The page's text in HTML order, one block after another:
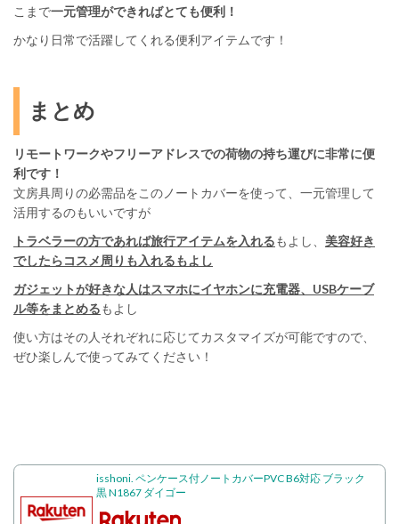
こまで一元管理ができればとても便利！
かなり日常で活躍してくれる便利アイテムです！
まとめ
リモートワークやフリーアドレスでの荷物の持ち運びに非常に便
利です！
文房具周りの必需品をこのノートカバーを使って、一元管理して
活用するのもいいですが
トラベラーの方であれば旅行アイテムを入れるもよし、 美容好き
でしたらコスメ周りも入れるもよし
ガジェットが好きな人はスマホにイヤホンに充電器、USBケーブ
ル等をまとめるもよし
使い方はその人それぞれに応じてカスタマイズが可能ですので、
ぜひ楽しんで使ってみてください！
isshoni. ペンケース付ノートカバーPVC B6対応 ブラック
黒 N1867 ダイゴー